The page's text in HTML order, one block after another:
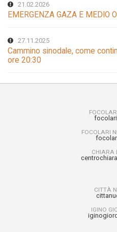
21.02.2026
EMERGENZA GAZA E MEDIO
27.11.2025
Cammino sinodale, come
ore 20:30
FOCOLARI
CHIARA
CITTÀ
IGINO